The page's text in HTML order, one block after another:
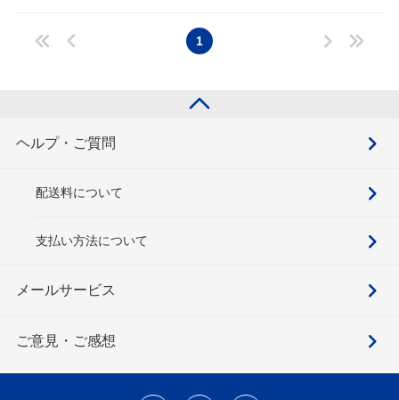
1
ヘルプ・ご質問
配送料について
支払い方法について
メールサービス
ご意見・ご感想